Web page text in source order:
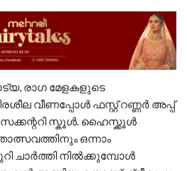
രാഗ മേളകളുടെ
വീണപ്പോൾ ഫസ്റ്റ് റണ്ണർ അപ്പ്‌
സ്കൂൾ. ഹൈസ്ക്കൂൾ
ഒന്നാം
ചാർത്തി നിൽക്കുമ്പോൾ